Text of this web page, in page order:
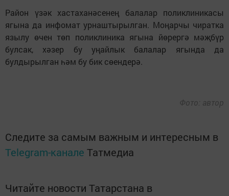
Район үзәк хастаханәсенең балалар поликлиникасы
ягына да инфомат урнаштырылган. Моңарчы чиратка
язылу өчен төп поликлиника ягына йөрергә мәҗбүр
булсак, хәзер бу уңайлык балалар ягында да
булдырылган һәм бу бик сөендерә.
Фото: автор
Следите за самым важным и интересным в
Telegram-канале Татмедиа
Читайте новости Татарстана в